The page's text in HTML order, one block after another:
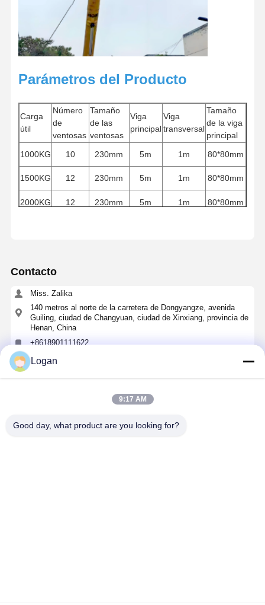
Parámetros del Producto
Carga
útil
Número
de
ventosas
Tamaño
de las
ventosas
Viga
principal
Viga
transversal
Tamaño
de la viga
principal
1000KG
10 230mm 5m 1m 80*80mm
1500KG 12 230mm 5m 1m 80*80mm
2000KG 12 230mm 5m 1m 80*80mm
Contacto
Miss. Zalika
140 metros al norte de la carretera de Dongyangze, avenida
Guiling, ciudad de Changyuan, ciudad de Xinxiang, provincia de
Henan, China
+8618901111622
Logan
9:17 AM
Good day, what product are you looking for?